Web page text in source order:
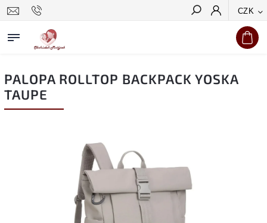
CZK
Hledat
PALOPA ROLLTOP BACKPACK YOSKA
TAUPE